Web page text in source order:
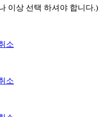
이상 선택 하셔야 합니다.)
소
소